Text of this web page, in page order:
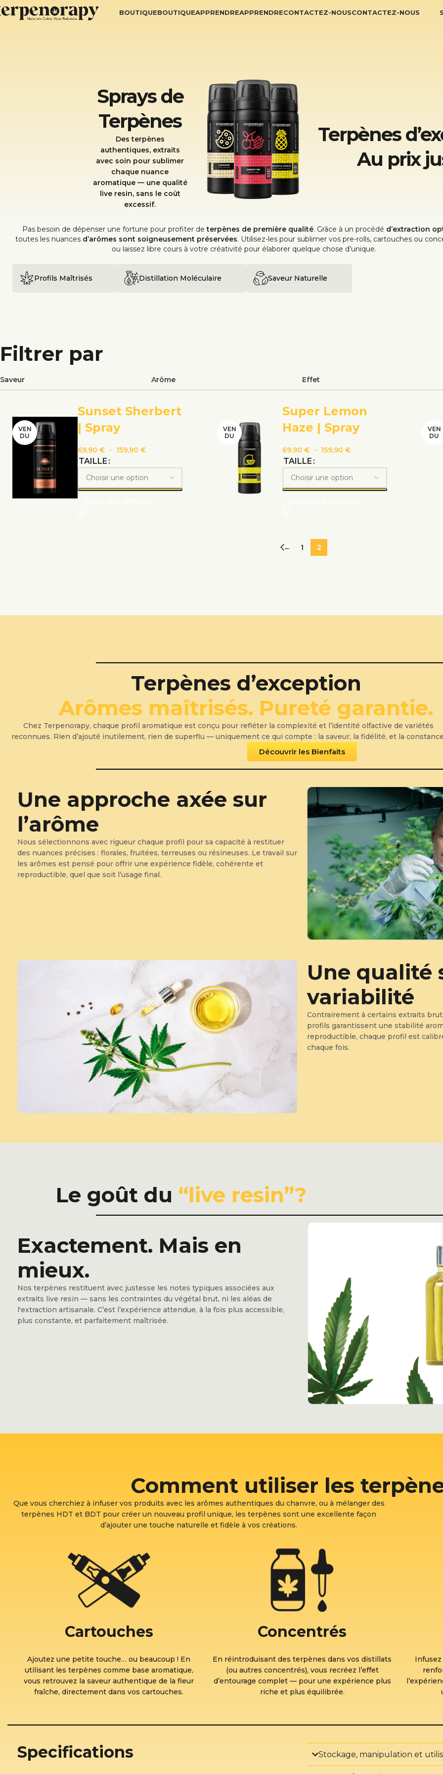
BOUTIQUEBOUTIQUEAPPRENDREAPPRENDRECONTACTEZ-NOUSCONTACTEZ-NOUS
Sprays de
Terpènes
Des terpènes
authentiques, extraits
avec soin pour sublimer
chaque nuance
aromatique — une qualité
live resin, sans le coût
excessif.
Terpènes
Au prix
Pas besoin de dépenser une fortune pour profiter deterpènes de première qualité. Grâce à un procédé d’extraction
toutes les nuances d’arômes sont soigneusement préservées. Utilisez-les pour sublimer vos pre-rolls, cartouches ou
ou laissez libre cours à votre créativité pour élaborer quelque chose d’unique.
Profils Maîtrisés Distillation Moléculaire Saveur Naturelle
Filtrer par
Saveur Arôme Effet
VEN
DU
Sunset Sherbert
| Spray
69,90€ – 159,90€
TAILLE
VEN
DU
Super Lemon
Haze | Spray
69,90€ – 159,90€
TAILLE
VEN
DU
← 1 2
Terpènes d’exception
Arômes maîtrisés. Pureté garantie.
Chez Terpenorapy, chaque profil aromatique est conçu pour refléter la complexité et l’identité olfactive de variétés
reconnues. Rien d’ajouté inutilement, rien de superflu — uniquement ce qui compte : la saveur, la fidélité, et la
Découvrir les Bienfaits
Une approche axée sur
l’arôme
Nous sélectionnons avec rigueur chaque profil pour sa capacité à restituer
des nuances précises : florales, fruitées, terreuses ou résineuses. Le travail sur
les arômes est pensé pour offrir une expérience fidèle, cohérente et
reproductible, quel que soit l’usage final.
Une qualité
variabilité
Contrairement à certains extraits
profils garantissent une stabilité
reproductible, chaque profil est
chaque fois.
Le goût du “live resin”?
Exactement. Mais en
mieux.
Nos terpènes restituent avec justesse les notes typiques associées aux
extraits live resin — sans les contraintes du végétal brut, ni les aléas de
l'extraction artisanale. C’est l’expérience attendue, à la fois plus accessible,
plus constante, et parfaitement maîtrisée.
Comment utiliser les
Que vous cherchiez à infuser vos produits avec les arômes authentiques du chanvre, ou à mélanger des
terpènes HDT et BDT pour créer un nouveau profil unique, les terpènes sont une excellente façon
d’ajouter une touche naturelle et fidèle à vos créations.
Cartouches
Ajoutez une petite touche… ou beaucoup ! En
utilisant les terpènes comme base aromatique,
vous retrouvez la saveur authentique de la fleur
fraîche, directement dans vos cartouches.
Concentrés
En réintroduisant des terpènes dans vos distillats
(ou autres concentrés), vous recréez l’effet
d’entourage complet — pour une expérience plus
riche et plus équilibrée.
Specifications Stockage, manipulation et